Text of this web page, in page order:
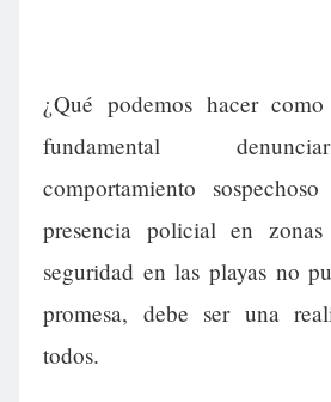
¿Qué podemos hacer
fundamental
comportamiento
presencia policial en
seguridad en las playas no
promesa, debe ser una
todos.